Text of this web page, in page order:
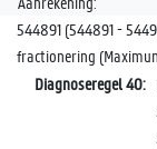
544891 (544891 -
fractionering
Diagnoseregel 40: